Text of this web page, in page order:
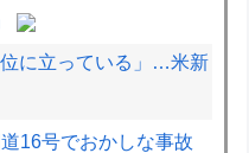
に立っている」…米新
16号でおかしな事故